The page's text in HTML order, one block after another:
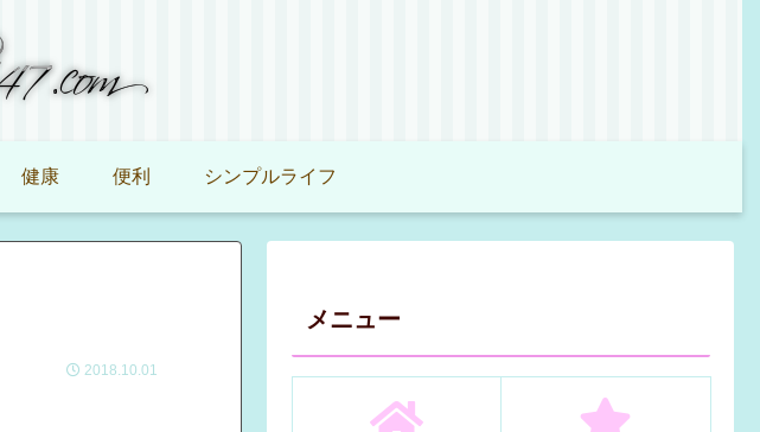
健康 便利 シンプルライフ
2018.10.01
メニュー